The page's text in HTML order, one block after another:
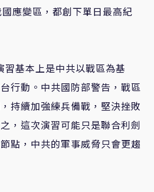
應變區，都創下單日最高紀
習基本上是中共以戰區為基
行動。中共國防部警告，戰區
持續加強練兵備戰，堅決挫敗
，這次演習可能只是聯合利劍
點，中共的軍事威脅只會更趨